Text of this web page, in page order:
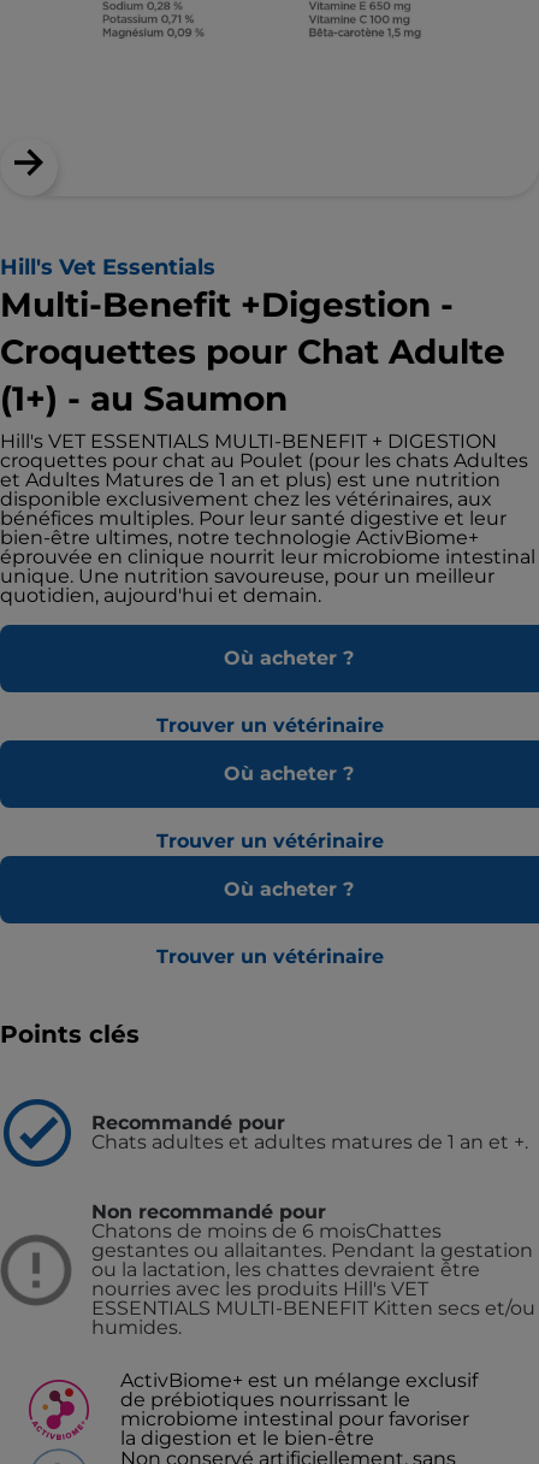
Hill's Vet Essentials
Multi-Benefit +Digestion -
Croquettes pour Chat Adulte
(1+) - au Saumon
Hill's VET ESSENTIALS MULTI-BENEFIT + DIGESTION
croquettes pour chat au Poulet (pour les chats Adultes
et Adultes Matures de 1 an et plus) est une nutrition
disponible exclusivement chez les vétérinaires, aux
bénéfices multiples. Pour leur santé digestive et leur
bien-être ultimes, notre technologie ActivBiome+
éprouvée en clinique nourrit leur microbiome intestinal
unique. Une nutrition savoureuse, pour un meilleur
quotidien, aujourd'hui et demain.
Où acheter ?
Trouver un vétérinaire
Où acheter ?
Trouver un vétérinaire
Où acheter ?
Trouver un vétérinaire
Points clés
Recommandé pour
Chats adultes et adultes matures de 1 an et +.
Non recommandé pour
Chatons de moins de 6 moisChattes
gestantes ou allaitantes. Pendant la gestation
ou la lactation, les chattes devraient être
nourries avec les produits Hill's VET
ESSENTIALS MULTI-BENEFIT Kitten secs et/ou
humides.
ActivBiome+ est un mélange exclusif
de prébiotiques nourrissant le
microbiome intestinal pour favoriser
la digestion et le bien-être
Non conservé artificiellement, sans